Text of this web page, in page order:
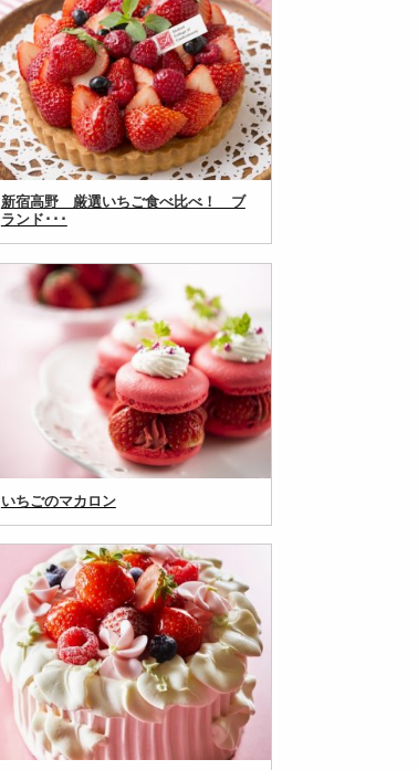
新宿高野 厳選いちご食べ比べ！ ブ
ランド･･･
いちごのマカロン